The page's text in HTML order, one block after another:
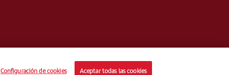
Configuración de cookies Aceptar todas las cookies